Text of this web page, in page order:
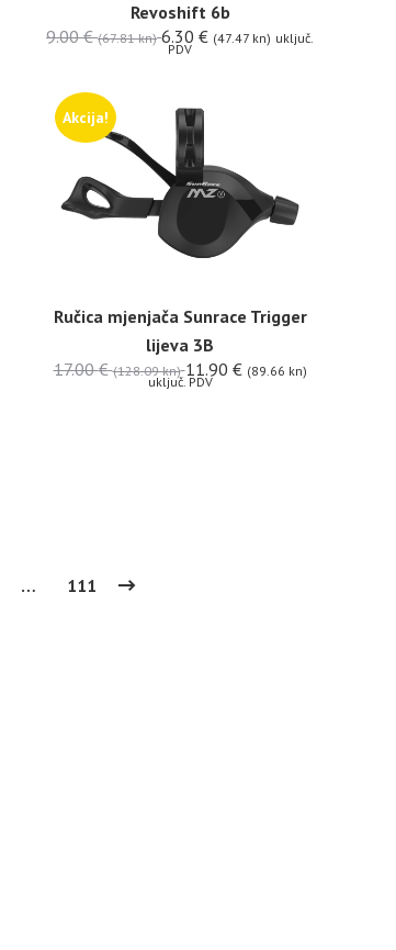
Revoshift 6b
9.00€ (67.81 kn) 6.30 € (47.47 kn) uključ.
PDV
Akcija!
Ručica mjenjača Sunrace Trigger
lijeva 3B
17.00€ (128.09 kn) 11.90 € (89.66 kn)
uključ. PDV
… 111